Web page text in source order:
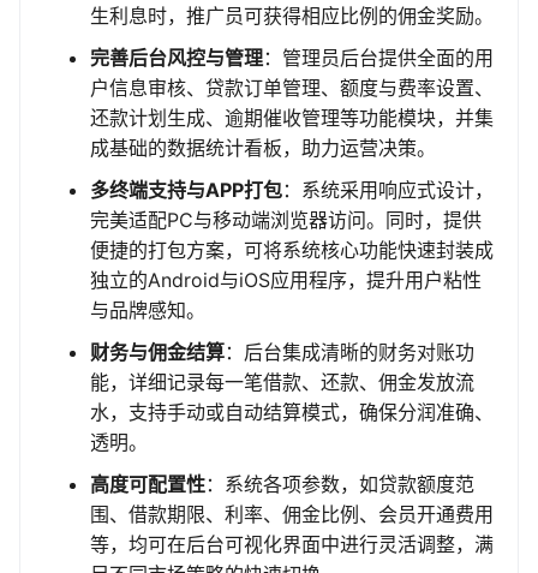
生利息时，推广员可获得相应比例的佣金奖励。
完善后台风控与管理：管理员后台提供全面的用
户信息审核、贷款订单管理、额度与费率设置、
还款计划生成、逾期催收管理等功能模块，并集
成基础的数据统计看板，助力运营决策。
多终端支持与APP打包：系统采用响应式设计，
完美适配PC与移动端浏览器访问。同时，提供
便捷的打包方案，可将系统核心功能快速封装成
独立的Android与iOS应用程序，提升用户粘性
与品牌感知。
财务与佣金结算：后台集成清晰的财务对账功
能，详细记录每一笔借款、还款、佣金发放流
水，支持手动或自动结算模式，确保分润准确、
透明。
高度可配置性：系统各项参数，如贷款额度范
围、借款期限、利率、佣金比例、会员开通费用
等，均可在后台可视化界面中进行灵活调整，满